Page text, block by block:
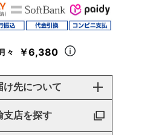
々 ￥6,380
け先について
支店を探す